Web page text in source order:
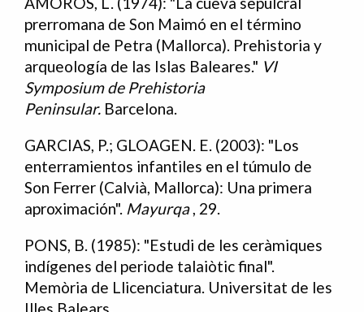
Bibliografia
prerromana de Son Maimó en el término
municipal de Petra (Mallorca). Prehistoria y
arqueología de las Islas Baleares." VI
Symposium de Prehistoria
Peninsular. Barcelona.
GARCIAS, P.; GLOAGEN. E. (2003): "Los
enterramientos infantiles en el túmulo de
Son Ferrer (Calvià, Mallorca): Una primera
aproximación". Mayurqa, 29.
PONS, B. (1985): "Estudi de les ceràmiques
indígenes del periode talaiòtic final".
Memòria de Llicenciatura. Universitat de les